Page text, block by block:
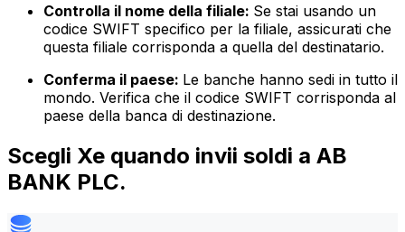
Controlla il nome della filiale: Se stai usando un
codice SWIFT specifico per la filiale, assicurati che
questa filiale corrisponda a quella del destinatario.
Conferma il paese: Le banche hanno sedi in tutto il
mondo. Verifica che il codice SWIFT corrisponda al
paese della banca di destinazione.
Scegli Xe quando invii soldi a AB
BANK PLC.